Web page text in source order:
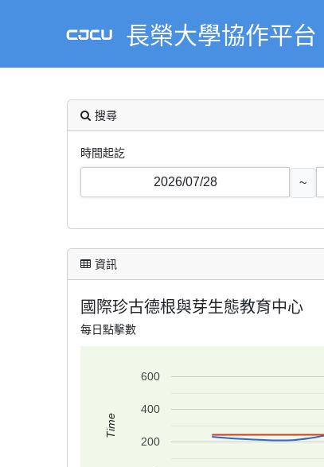
長榮大學協作平台
搜尋
時間起訖
~
資訊
國際珍古德根與芽生態教育中心
每日點擊數
200
400
600
Time